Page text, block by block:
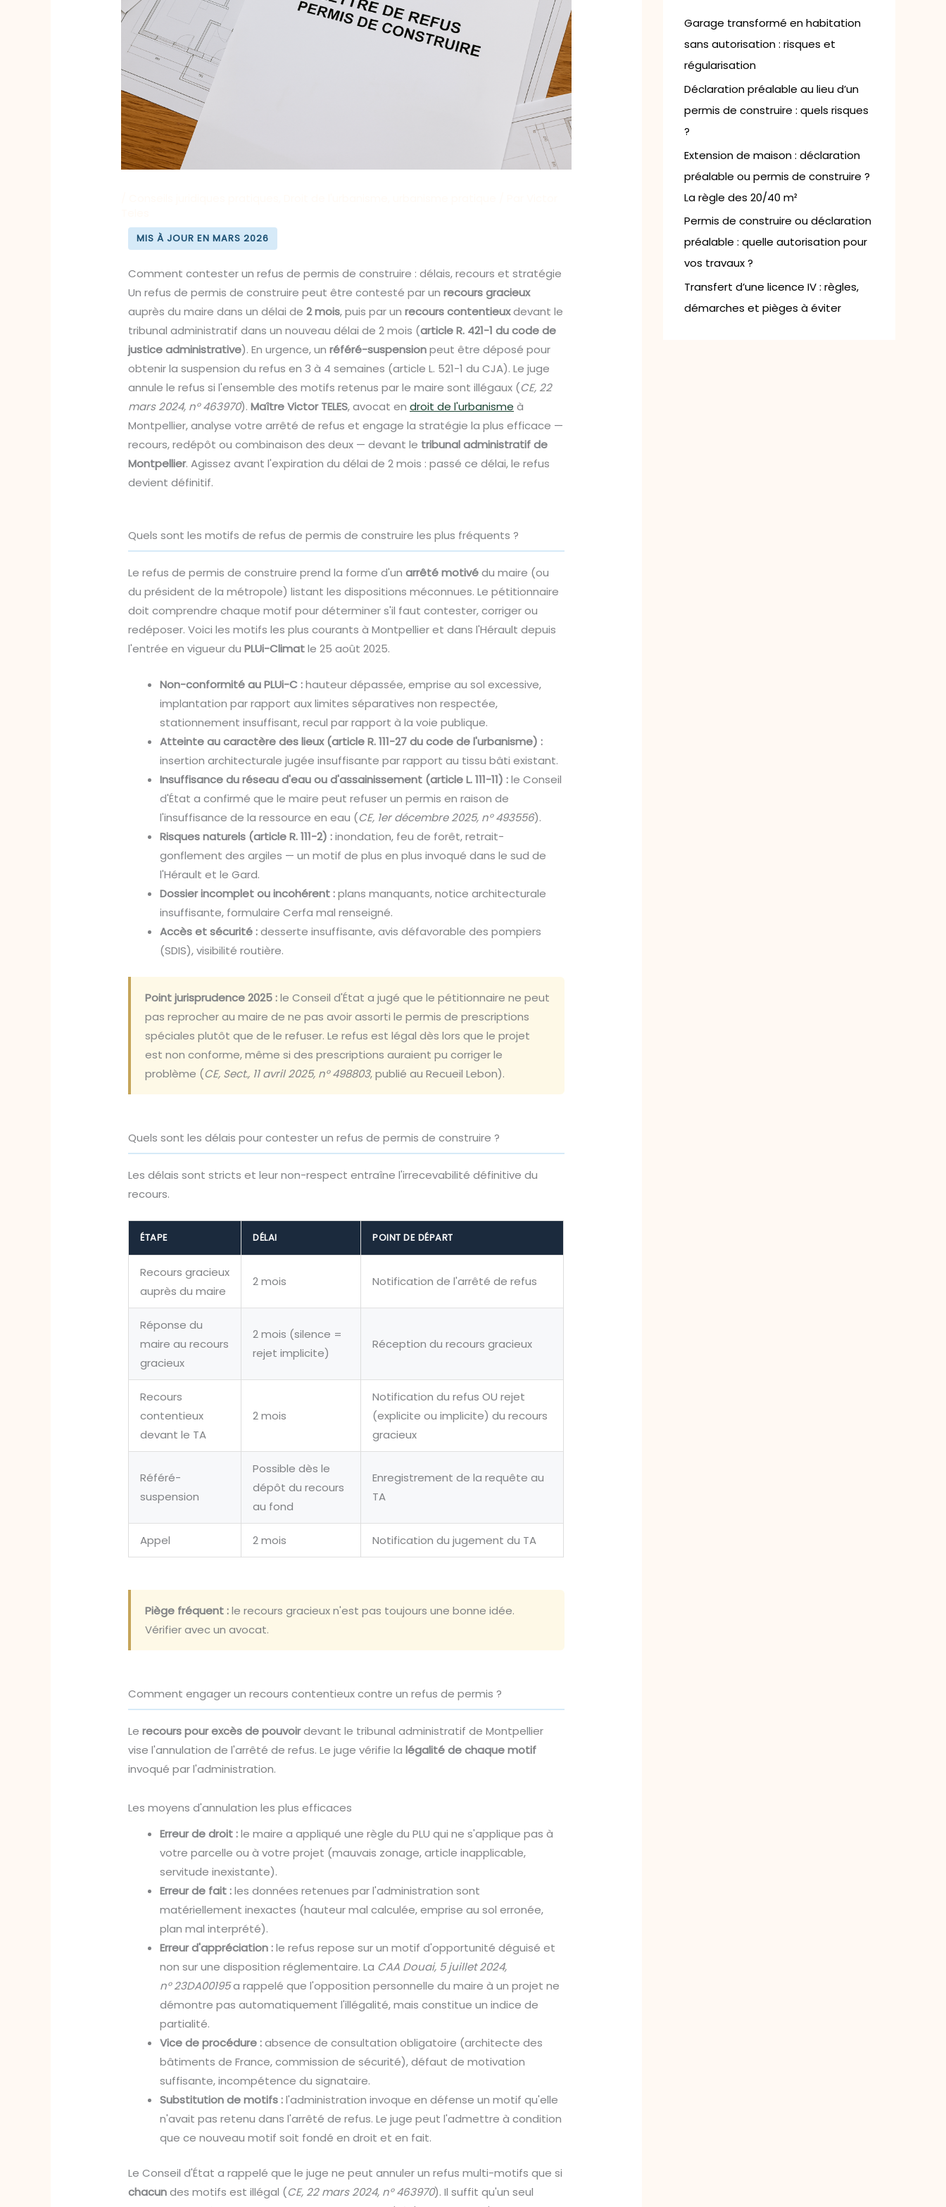
MIS À JOUR EN MARS 2026
Comment contester un refus de permis de construire : délais, recours et stratégie
Un refus de permis de construire peut être contesté par unrecours gracieux
auprès du maire dans un délai de2 mois, puis par unrecours contentieuxdevant le
tribunal administratif dans un nouveau délai de 2 mois (article R. 421-1 du code de
justice administrative). En urgence, unréféré-suspensionpeut être déposé pour
obtenir la suspension du refus en 3 à 4 semaines (article L. 521-1 du CJA). Le juge
annule le refus si l'ensemble des motifs retenus par le maire sont illégaux (CE, 22
mars 2024, n° 463970).Maître Victor TELES, avocat endroit de l'urbanisme à
Montpellier, analyse votre arrêté de refus et engage la stratégie la plus efficace —
recours, redépôt ou combinaison des deux — devant le tribunal administratif de
Montpellier. Agissez avant l'expiration du délai de 2 mois : passé ce délai, le refus
devient définitif.
Quels sont les motifs de refus de permis de construire les plus fréquents ?
Le refus de permis de construire prend la forme d'unarrêté motivédu maire (ou
du président de la métropole) listant les dispositions méconnues. Le pétitionnaire
doit comprendre chaque motif pour déterminer s'il faut contester, corriger ou
redéposer. Voici les motifs les plus courants à Montpellier et dans l'Hérault depuis
l'entrée en vigueur duPLUi-Climatle 25 août 2025.
Non-conformité au PLUi-C :hauteur dépassée, emprise au sol excessive,
implantation par rapport aux limites séparatives non respectée,
stationnement insuffisant, recul par rapport à la voie publique.
Atteinte au caractère des lieux (article R. 111-27 du code de l'urbanisme) :
insertion architecturale jugée insuffisante par rapport au tissu bâti existant.
Insuffisance du réseau d'eau ou d'assainissement (article L. 111-11) :le Conseil
d'État a confirmé que le maire peut refuser un permis en raison de
l'insuffisance de la ressource en eau (CE, 1er décembre 2025, n° 493556).
Risques naturels (article R. 111-2) :inondation, feu de forêt, retrait-
gonflement des argiles — un motif de plus en plus invoqué dans le sud de
l'Hérault et le Gard.
Dossier incomplet ou incohérent :plans manquants, notice architecturale
insuffisante, formulaire Cerfa mal renseigné.
Accès et sécurité :desserte insuffisante, avis défavorable des pompiers
(SDIS), visibilité routière.
Point jurisprudence 2025 :le Conseil d'État a jugé que le pétitionnaire ne peut
pas reprocher au maire de ne pas avoir assorti le permis de prescriptions
spéciales plutôt que de le refuser. Le refus est légal dès lors que le projet
est non conforme, même si des prescriptions auraient pu corriger le
problème (CE, Sect., 11 avril 2025, n° 498803, publié au Recueil Lebon).
Quels sont les délais pour contester un refus de permis de construire ?
Les délais sont stricts et leur non-respect entraîne l'irrecevabilité définitive du
recours.
ÉTAPE DÉLAI POINT DE DÉPART
Recours gracieux
auprès du maire
2 mois Notification de l'arrêté de refus
Réponse du
maire au recours
gracieux
2 mois (silence =
rejet implicite)
Réception du recours gracieux
Recours
contentieux
devant le TA
2 mois
Notification du refus OU rejet
(explicite ou implicite) du recours
gracieux
Référé-
suspension
Possible dès le
dépôt du recours
au fond
Enregistrement de la requête au
TA
Appel 2 mois Notification du jugement du TA
Piège fréquent :le recours gracieux n'est pas toujours une bonne idée.
Vérifier avec un avocat.
Comment engager un recours contentieux contre un refus de permis ?
Lerecours pour excès de pouvoirdevant le tribunal administratif de Montpellier
vise l'annulation de l'arrêté de refus. Le juge vérifie lalégalité de chaque motif
invoqué par l'administration.
Les moyens d'annulation les plus efficaces
Erreur de droit :le maire a appliqué une règle du PLU qui ne s'applique pas à
votre parcelle ou à votre projet (mauvais zonage, article inapplicable,
servitude inexistante).
Erreur de fait :les données retenues par l'administration sont
matériellement inexactes (hauteur mal calculée, emprise au sol erronée,
plan mal interprété).
Erreur d'appréciation :le refus repose sur un motif d'opportunité déguisé et
non sur une disposition réglementaire. La CAA Douai, 5 juillet 2024,
n° 23DA00195a rappelé que l'opposition personnelle du maire à un projet ne
démontre pas automatiquement l'illégalité, mais constitue un indice de
partialité.
Vice de procédure :absence de consultation obligatoire (architecte des
bâtiments de France, commission de sécurité), défaut de motivation
suffisante, incompétence du signataire.
Substitution de motifs :l'administration invoque en défense un motif qu'elle
n'avait pas retenu dans l'arrêté de refus. Le juge peut l'admettre à condition
que ce nouveau motif soit fondé en droit et en fait.
Le Conseil d'État a rappelé que le juge ne peut annuler un refus multi-motifs que si
chacundes motifs est illégal (CE, 22 mars 2024, n° 463970). Il suffit qu'un seul
e
r
:
Garage transformé en habitation
sans autorisation : risques et
régularisation
Déclaration préalable au lieu d’un
permis de construire : quels risques
?
Extension de maison : déclaration
préalable ou permis de construire ?
La règle des 20/40 m²
Permis de construire ou déclaration
préalable : quelle autorisation pour
vos travaux ?
Transfert d’une licence IV : règles,
démarches et pièges à éviter